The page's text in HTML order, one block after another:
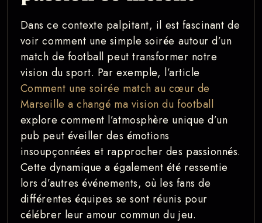
Dans ce contexte palpitant, il est fascinant de
voir comment une simple soirée autour d’un
match de football peut transformer notre
vision du sport. Par exemple, l’article
Comment une soirée match au cœur de
Marseille a changé ma vision du football
explore comment l’atmosphère unique d’un
pub peut éveiller des émotions
insoupçonnées et rapprocher des passionnés.
Cette dynamique a également été ressentie
lors d’autres événements, où les fans de
différentes équipes se sont réunis pour
célébrer leur amour commun du jeu.